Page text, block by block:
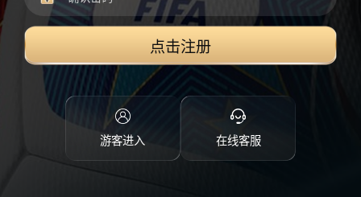
点击注册
游客进入 在线客服